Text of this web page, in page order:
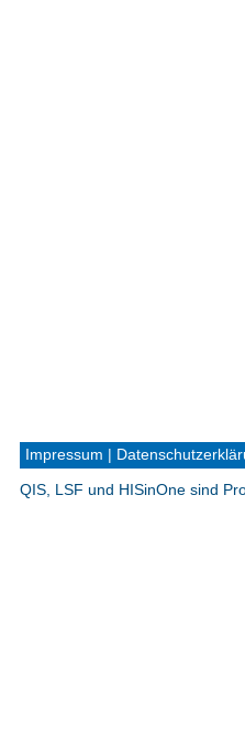
Impressum
QIS, LSF und HISinOne sind